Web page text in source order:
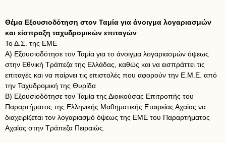
Θέμα Εξουσιοδότηση στον Ταμία για άνοιγμα λογαριασμών
και είσπραξη ταχυδρομικών επιταγών
Το Δ.Σ. της ΕΜΕ
Α) Εξουσιοδότησε τον Ταμία για το άνοιγμα λογαριασμών όψεως
στην Εθνική Τράπεζα της Ελλάδας, καθώς και να εισπράττει τις
επιταγές και να παίρνει τις επιστολές που αφορούν την Ε.Μ.Ε. από
την Ταχυδρομική της Θυρίδα
Β) Εξουσιοδότησε τον Ταμία της Διοικούσας Επιτροπής του
Παραρτήματος της Ελληνικής Μαθηματικής Εταιρείας Αχαΐας να
διαχειρίζεται τον λογαριασμό όψεως της ΕΜΕ του Παραρτήματος
Αχαΐας στην Τράπεζα Πειραιώς.